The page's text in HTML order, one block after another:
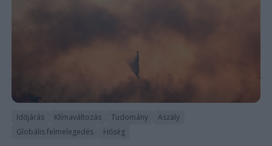
Időjárás Klímaváltozás Tudomány
Aszály
Globális felmelegedés
Hőség